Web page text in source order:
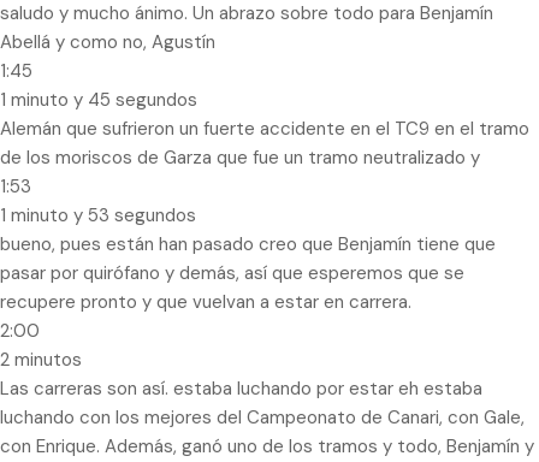
saludo y mucho ánimo. Un abrazo sobre todo para Benjamín
Abellá y como no, Agustín
1:45
1 minuto y 45 segundos
Alemán que sufrieron un fuerte accidente en el TC9 en el tramo
de los moriscos de Garza que fue un tramo neutralizado y
1:53
1 minuto y 53 segundos
bueno, pues están han pasado creo que Benjamín tiene que
pasar por quirófano y demás, así que esperemos que se
recupere pronto y que vuelvan a estar en carrera.
2:00
2 minutos
Las carreras son así. estaba luchando por estar eh estaba
luchando con los mejores del Campeonato de Canari, con Gale,
con Enrique. Además, ganó uno de los tramos y todo, Benjamín y